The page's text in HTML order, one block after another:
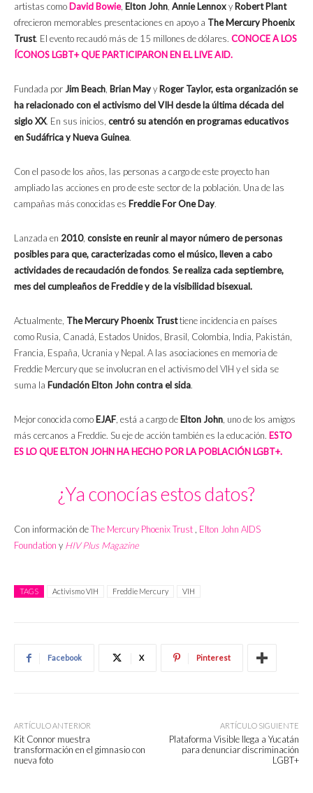
artistas como David Bowie, Elton John Annie Lennoxy Robert Plant
ofrecieron memorables presentaciones en apoyo a The Mercury Phoenix
Trust. El evento recaudó más de 15 millones de dólares. CONOCE A LOS
ÍCONOS LGBT+ QUE PARTICIPARON EN EL LIVE AID.
Fundada por Jim Beach Brian Mayy Roger Taylor,esta organización se
ha relacionado con el activismo del VIH desde la última década del
siglo XX. En sus inicios, centró su atención en programas educativos
en Sudáfrica y Nueva Guinea.
Con el paso de los años, las personas a cargo de este proyecto han
ampliado las acciones en pro de este sector de la población. Una de las
campañas más conocidas es Freddie For One Day.
Lanzada en 2010, consiste en reunir al mayor número de personas
posibles para que, caracterizadas como el músico, lleven a cabo
actividades de recaudación de fondos. Se realiza cada septiembre,
mes del cumpleaños de Freddie y de la visibilidad bisexual.
Actualmente, The Mercury Phoenix Trusttiene incidencia en países
como Rusia, Canadá, Estados Unidos, Brasil, Colombia, India, Pakistán,
Francia, España, Ucrania y Nepal. A las asociaciones en memoria de
Freddie Mercury que se involucran en el activismo del VIH y el sida se
suma la Fundación Elton John contra el sida.
Mejor conocida como EJAF , está a cargo de Elton John , uno de los amigos
más cercanos a Freddie. Su eje de acción también es la educación. ESTO
ES LO QUE ELTON JOHN HA HECHO POR LA POBLACIÓN LGBT+.
¿Ya conocías estos datos?
Con información deThe Mercury Phoenix Trust
Elton John AIDS
Foundation y HIV Plus Magazine
TAGS Activismo VIH Freddie Mercury VIH
Facebook X Pinterest
ARTÍCULO ANTERIOR
Kit Connor muestra
transformación en el gimnasio con
nueva foto
ARTÍCULO SIGUIENTE
Plataforma Visible llega a Yucatán
para denunciar discriminación
LGBT+